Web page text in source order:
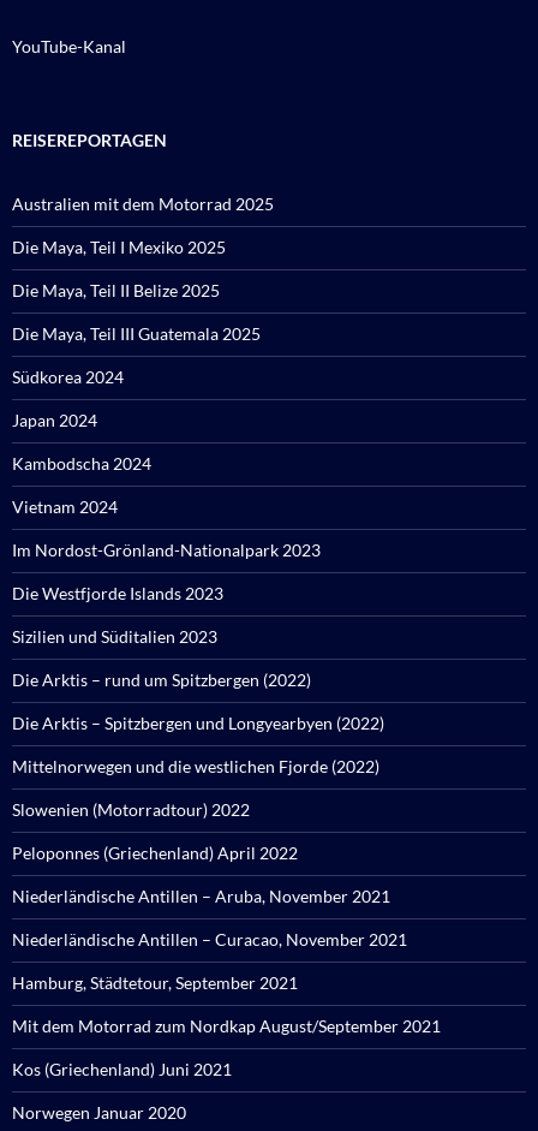
YouTube-Kanal
REISEREPORTAGEN
Australien mit dem Motorrad 2025
Die Maya, Teil I Mexiko 2025
Die Maya, Teil II Belize 2025
Die Maya, Teil III Guatemala 2025
Südkorea 2024
Japan 2024
Kambodscha 2024
Vietnam 2024
Im Nordost-Grönland-Nationalpark 2023
Die Westfjorde Islands 2023
Sizilien und Süditalien 2023
Die Arktis – rund um Spitzbergen (2022)
Die Arktis – Spitzbergen und Longyearbyen (2022)
Mittelnorwegen und die westlichen Fjorde (2022)
Slowenien (Motorradtour) 2022
Peloponnes (Griechenland) April 2022
Niederländische Antillen – Aruba, November 2021
Niederländische Antillen – Curacao, November 2021
Hamburg, Städtetour, September 2021
Mit dem Motorrad zum Nordkap August/September 2021
Kos (Griechenland) Juni 2021
Norwegen Januar 2020